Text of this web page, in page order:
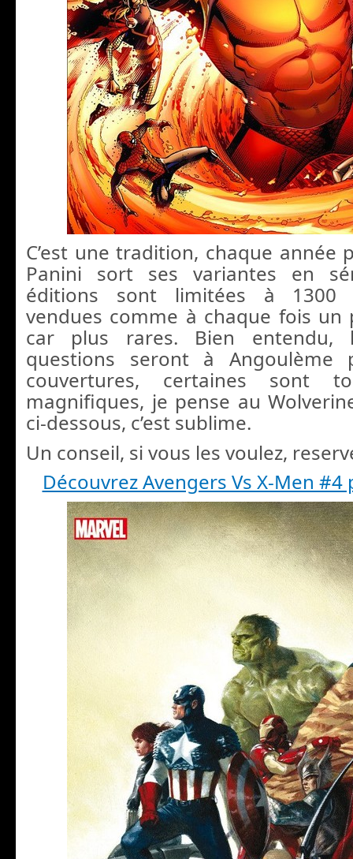
C’est une tradition, chaque année
Panini sort ses variantes en
éditions sont limitées à 1300
vendues comme à chaque fois un
car plus rares. Bien entendu,
questions seront à Angoulème
couvertures, certaines sont
magnifiques, je pense au
ci-dessous, c’est sublime.
Un conseil, si vous les voulez,
Découvrez Avengers Vs X-Men #4